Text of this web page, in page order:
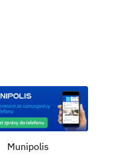
Munipolis